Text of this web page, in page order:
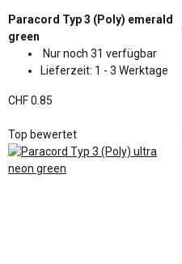
Paracord Typ 3 (Poly) emerald
green
Nur noch 31 verfügbar
Lieferzeit: 1 - 3 Werktage
CHF 0.85
Top bewertet